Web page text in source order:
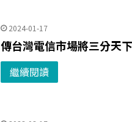
2024-01-17
傳台灣電信市場將三分天
繼續閱讀